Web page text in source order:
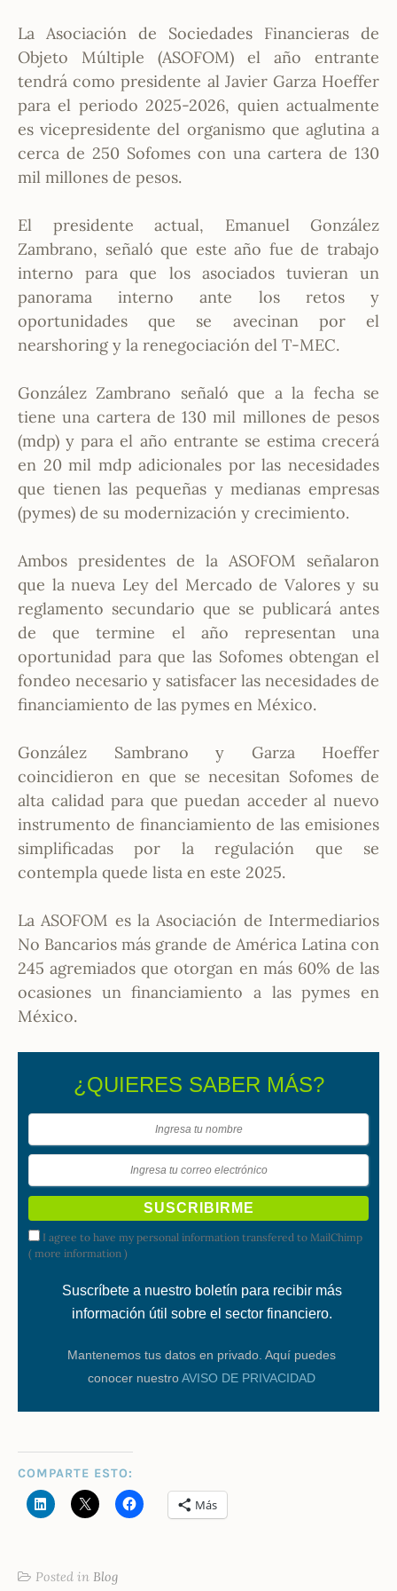
La Asociación de Sociedades Financieras de
Objeto Múltiple (ASOFOM) el año entrante
tendrá como presidente al Javier Garza Hoeffer
para el periodo 2025-2026, quien actualmente
es vicepresidente del organismo que aglutina a
cerca de 250 Sofomes con una cartera de 130
mil millones de pesos.
El presidente actual, Emanuel González
Zambrano, señaló que este año fue de trabajo
interno para que los asociados tuvieran un
panorama interno ante los retos y
oportunidades que se avecinan por el
nearshoring y la renegociación del T-MEC.
González Zambrano señaló que a la fecha se
tiene una cartera de 130 mil millones de pesos
(mdp) y para el año entrante se estima crecerá
en 20 mil mdp adicionales por las necesidades
que tienen las pequeñas y medianas empresas
(pymes) de su modernización y crecimiento.
Ambos presidentes de la ASOFOM señalaron
que la nueva Ley del Mercado de Valores y su
reglamento secundario que se publicará antes
de que termine el año representan una
oportunidad para que las Sofomes obtengan el
fondeo necesario y satisfacer las necesidades de
financiamiento de las pymes en México.
González Sambrano y Garza Hoeffer
coincidieron en que se necesitan Sofomes de
alta calidad para que puedan acceder al nuevo
instrumento de financiamiento de las emisiones
simplificadas por la regulación que se
contempla quede lista en este 2025.
La ASOFOM es la Asociación de Intermediarios
No Bancarios más grande de América Latina con
245 agremiados que otorgan en más 60% de las
ocasiones un financiamiento a las pymes en
México.
¿QUIERES SABER MÁS?
I agree to have my personal information transfered to MailChimp
(more information )
Suscríbete a nuestro boletín para recibir más
información útil sobre el sector financiero.
Mantenemos tus datos en privado. Aquí puedes
conocer nuestroAVISO DE PRIVACIDAD
COMPARTE ESTO:
Más
Posted in Blog